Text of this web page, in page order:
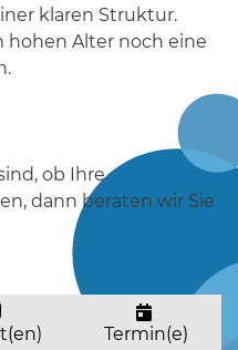
klaren Struktur.
hohen Alter noch eine
ob Ihre
dann beraten wir Sie
Termin(e)